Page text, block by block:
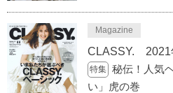
Magazine
CLASSY. 2021
特集 秘伝！人気
い」虎の巻